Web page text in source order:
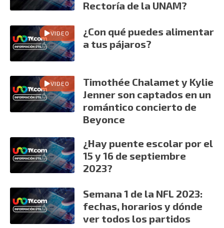
Rectoría de la UNAM?
VIDEO
¿Con qué puedes alimentar
a tus pájaros?
VIDEO
Timothée Chalamet y Kylie
Jenner son captados en un
romántico concierto de
Beyonce
¿Hay puente escolar por el
15 y 16 de septiembre
2023?
Semana 1 de la NFL 2023:
fechas, horarios y dónde
ver todos los partidos